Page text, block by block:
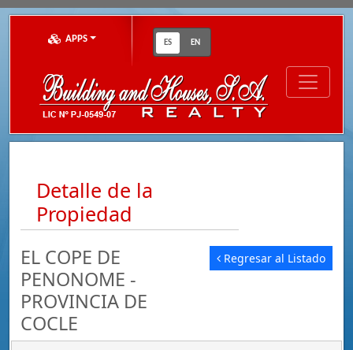
APPS ES EN
Detalle de la
Propiedad
EL COPE DE
PENONOME -
PROVINCIA DE
COCLE
Regresar al Listado